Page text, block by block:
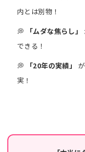
内とは別物！
💭
「ムダな焦らし」
できる！
💭
「20年の実績」
実！